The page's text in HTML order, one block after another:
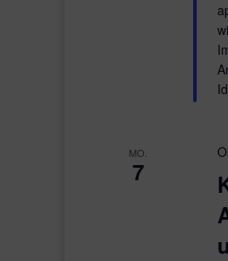
MO.
7